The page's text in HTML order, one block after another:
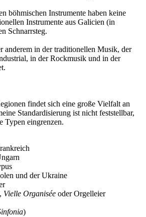
böhmischen Instrumente haben keine
Instrumente aus Galicien (in
Schnarrsteg.
anderem in der traditionellen Musik, der
in der Rockmusik und in der
findet sich eine große Vielfalt an
Standardisierung ist nicht feststellbar,
Typen eingrenzen.
und der Ukraine
, Vielle Organisée oder Orgelleier
)